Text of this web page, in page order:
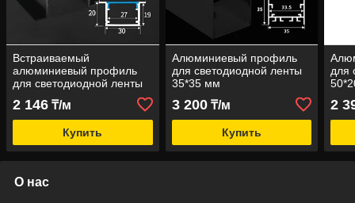
Встраиваемый
алюминиевый профиль
для светодиодной ленты
30X20 мм
2 146 ₸/м
Купить
Алюминиевый профиль
для светодиодной ленты
35*35 мм
3 200₸/м
Купить
для
2
О нас